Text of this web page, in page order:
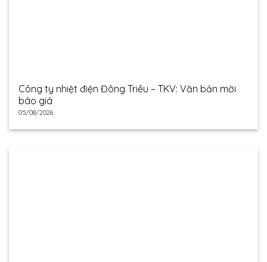
Công ty nhiệt điện Đông Triều – TKV: Văn bản mời
báo giá
05/08/2026